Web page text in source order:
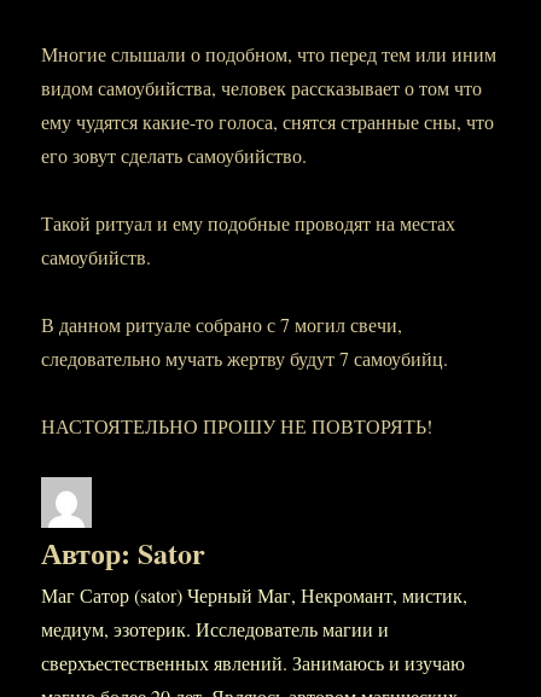
Многие слышали о подобном, что перед тем или иним
видом самоубийства, человек рассказывает о том что
ему чудятся какие-то голоса, снятся странные сны, что
его зовут сделать самоубийство.
Такой ритуал и ему подобные проводят на местах
самоубийств.
В данном ритуале собрано с 7 могил свечи,
следовательно мучать жертву будут 7 самоубийц.
НАСТОЯТЕЛЬНО ПРОШУ НЕ ПОВТОРЯТЬ!
Автор: Sator
Маг Сатор (sator) Черный Маг, Некромант, мистик,
медиум, эзотерик. Исследователь магии и
сверхъестественных явлений. Занимаюсь и изучаю